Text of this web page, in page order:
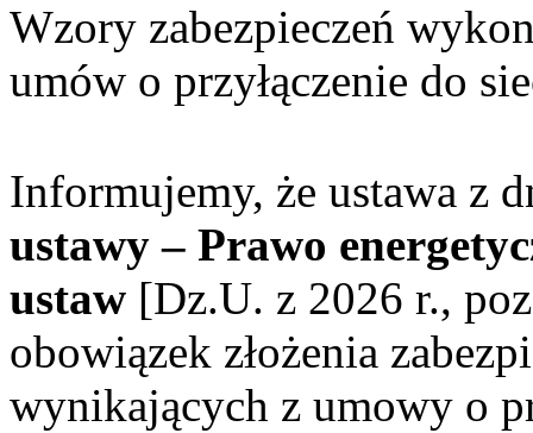
Wzory zabezpieczeń
umów o przyłączenie do
Informujemy, że ustawa z
ustawy – Prawo
ustaw [Dz.U. z 2026 r.,
obowiązek złożenia
wynikających z umowy o